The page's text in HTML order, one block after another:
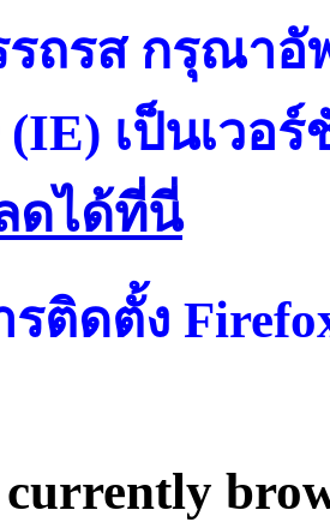
ถรส กรุณาอั
เป็นเวอ
ดได้ที่น
รติดตั้ง